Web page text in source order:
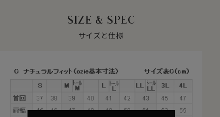
1年を通して快適な着心地を支える
クールマックス®オールシーズン・ファブリックとは？
・汗や水分をすばやく吸い上げ、蒸発させる吸水速乾のド
ライ素材
・衣服内をドライに保ち、日常の快適な着心地をサポート
・シワになりにくい形態安定
・洗濯後の乾きも早く、ほぼノンアイロンでお手入れが楽
SIZE & SPEC
サイズと仕様